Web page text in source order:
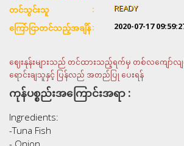
တင်သွင်းသူ READY
ကြော်ငြာတင်သည့်အချိန် 2020-07-17
ဈေးနုန်းများသည် တင်ထားသည့်ရက်မှ တစ်လကျော်လျ
ရောင်းချသူနှင့် ပြန်လည် အတည်ပြု ပေးရန်
ကုန်ပစ္စည်းအကြောင်းအရာ :
Ingredients:
-Tuna Fish
- Onion